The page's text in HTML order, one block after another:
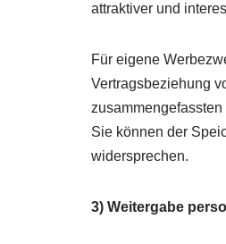
attraktiver und
Für eigene
Vertragsbeziehung
Sie können der
widersprechen.
3) Weitergabe